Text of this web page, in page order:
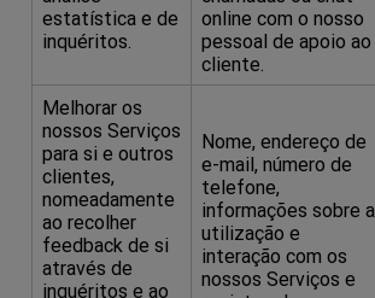
estatística e de
inquéritos.
online com o nosso
pessoal de apoio ao
cliente.
Melhorar os
nossos Serviços
para si e outros
clientes,
nomeadamente
ao recolher
feedback de si
através de
inquéritos e ao
Nome, endereço de
e-mail, número de
telefone,
informações sobre a
utilização e
interação com os
nossos Serviços e